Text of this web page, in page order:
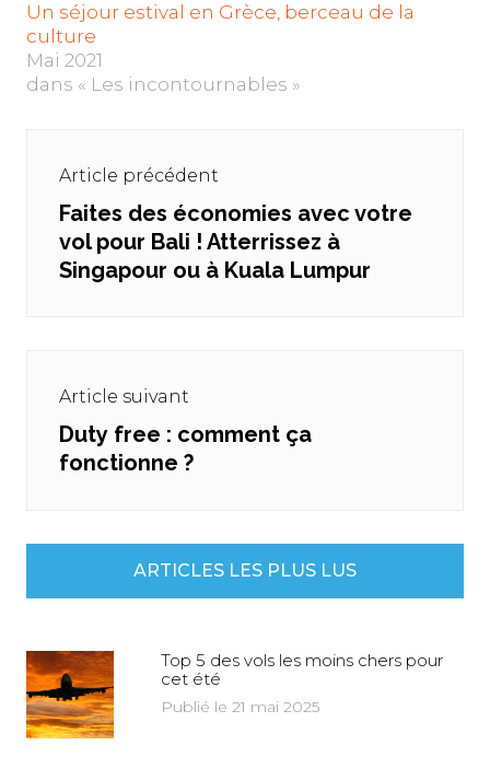
Un séjour estival en Grèce, berceau de la
culture
Mai 2021
dans « Les incontournables »
l’articleArticle précédent
Previous
post:
Faites des économies avec votre
vol pour Bali ! Atterrissez à
Singapour ou à Kuala Lumpur
Article suivant
Next
post:
Duty free : comment ça
fonctionne ?
ARTICLES LES PLUS LUS
Top 5 des vols les moins chers pour
cet été
Publié le 21 mai 2025